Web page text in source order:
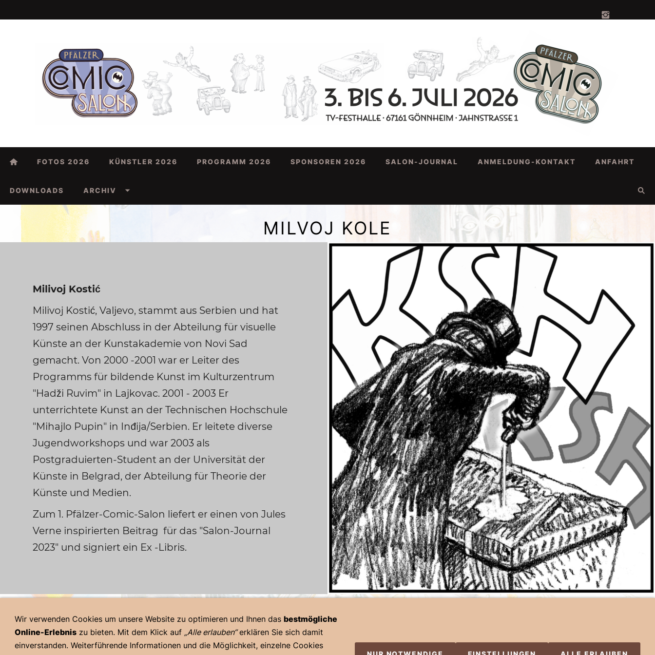
FOTOS 2026 KÜNSTLER 2026 PROGRAMM 2026 SPONSOREN 2026 SALON-JOURNAL ANMELDUNG-KONTAKT ANFAHRT
DOWNLOADS ARCHIV
MILVOJ KOLE
Milivoj Kostić
Milivoj Kostić, Valjevo, stammt aus Serbien und hat
1997 seinen Abschluss in der Abteilung für visuelle
Künste an der Kunstakademie von Novi Sad
gemacht. Von 2000 -2001 war er Leiter des
Programms für bildende Kunst im Kulturzentrum
"Hadži Ruvim" in Lajkovac. 2001 - 2003 Er
unterrichtete Kunst an der Technischen Hochschule
"Mihajlo Pupin" in Inđija/Serbien. Er leitete diverse
Jugendworkshops und war 2003 als
Postgraduierten-Student an der Universität der
Künste in Belgrad, der Abteilung für Theorie der
Künste und Medien.
Zum 1. Pfälzer-Comic-Salon liefert er einen von Jules
Verne inspirierten Beitrag für das "Salon-Journal
2023" und signiert ein Ex -Libris.
Haftungsausschluss
Wir verwenden Cookies um unsere Website zu optimieren und Ihnen das bestmögliche
Online-Erlebnis zu bieten. Mit dem Klick auf „Alle erlauben“erklären Sie sich damit
einverstanden. Weiterführende Informationen und die Möglichkeit, einzelne Cookies